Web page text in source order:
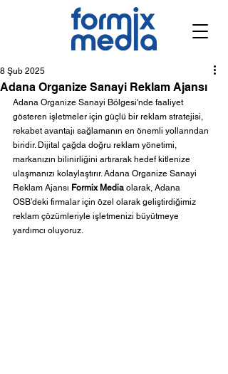
Adana Organize Sanayi Reklam Ajansı
8 Şub 2025
Adana Organize Sanayi Bölgesi'nde faaliyet
gösteren işletmeler için güçlü bir reklam stratejisi,
rekabet avantajı sağlamanın en önemli yollarından
biridir. Dijital çağda doğru reklam yönetimi,
markanızın bilinirliğini artırarak hedef kitlenize
ulaşmanızı kolaylaştırır. Adana Organize Sanayi
Reklam Ajansı Formix Media olarak, Adana
OSB’deki firmalar için özel olarak geliştirdiğimiz
reklam çözümleriyle işletmenizi büyütmeye
yardımcı oluyoruz.